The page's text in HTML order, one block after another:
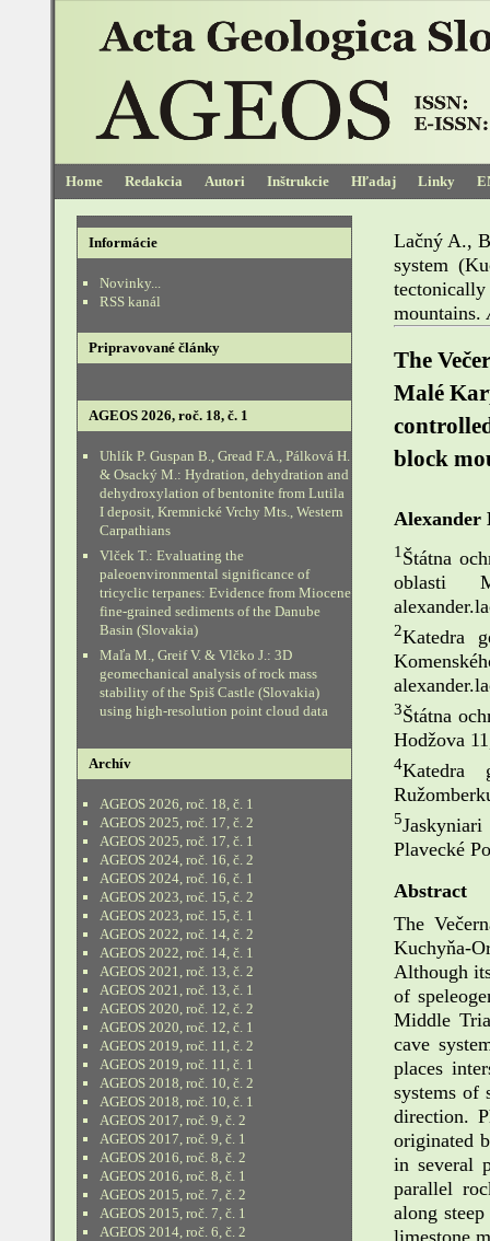
Home Redakcia Autori Inštrukcie Hľadaj Linky
Lačný A.,
system
mountains.
The
Malé
block
Alexander
1 Štátna
oblasti
2Katedra
3Štátna
Hodžova
4Katedra
5
Plavecké
Abstract
The
Kuchyňa-
Although
of
Middle
cave
places
systems of
direction.
originated
in several
parallel
along
limestone
Informácie
Novinky...
RSS kanál
Pripravované články
AGEOS 2026, roč. 18, č. 1
Uhlík P. Guspan B., Gread F.A., Pálková H.
& Osacký M.: Hydration, dehydration and
dehydroxylation of bentonite from Lutila
I deposit, Kremnické Vrchy Mts., Western
Carpathians
Vlček T.: Evaluating the
paleoenvironmental significance of
tricyclic terpanes: Evidence from Miocene
fine-grained sediments of the Danube
Basin (Slovakia)
Maľa M., Greif V. & Vlčko J.: 3D
geomechanical analysis of rock mass
stability of the Spiš Castle (Slovakia)
using high-resolution point cloud data
Archív
AGEOS 2026, roč. 18, č. 1
AGEOS 2025, roč. 17, č. 2
AGEOS 2025, roč. 17, č. 1
AGEOS 2024, roč. 16, č. 2
AGEOS 2024, roč. 16, č. 1
AGEOS 2023, roč. 15, č. 2
AGEOS 2023, roč. 15, č. 1
AGEOS 2022, roč. 14, č. 2
AGEOS 2022, roč. 14, č. 1
AGEOS 2021, roč. 13, č. 2
AGEOS 2021, roč. 13, č. 1
AGEOS 2020, roč. 12, č. 2
AGEOS 2020, roč. 12, č. 1
AGEOS 2019, roč. 11, č. 2
AGEOS 2019, roč. 11, č. 1
AGEOS 2018, roč. 10, č. 2
AGEOS 2018, roč. 10, č. 1
AGEOS 2017, roč. 9, č. 2
AGEOS 2017, roč. 9, č. 1
AGEOS 2016, roč. 8, č. 2
AGEOS 2016, roč. 8, č. 1
AGEOS 2015, roč. 7, č. 2
AGEOS 2015, roč. 7, č. 1
AGEOS 2014, roč. 6, č. 2